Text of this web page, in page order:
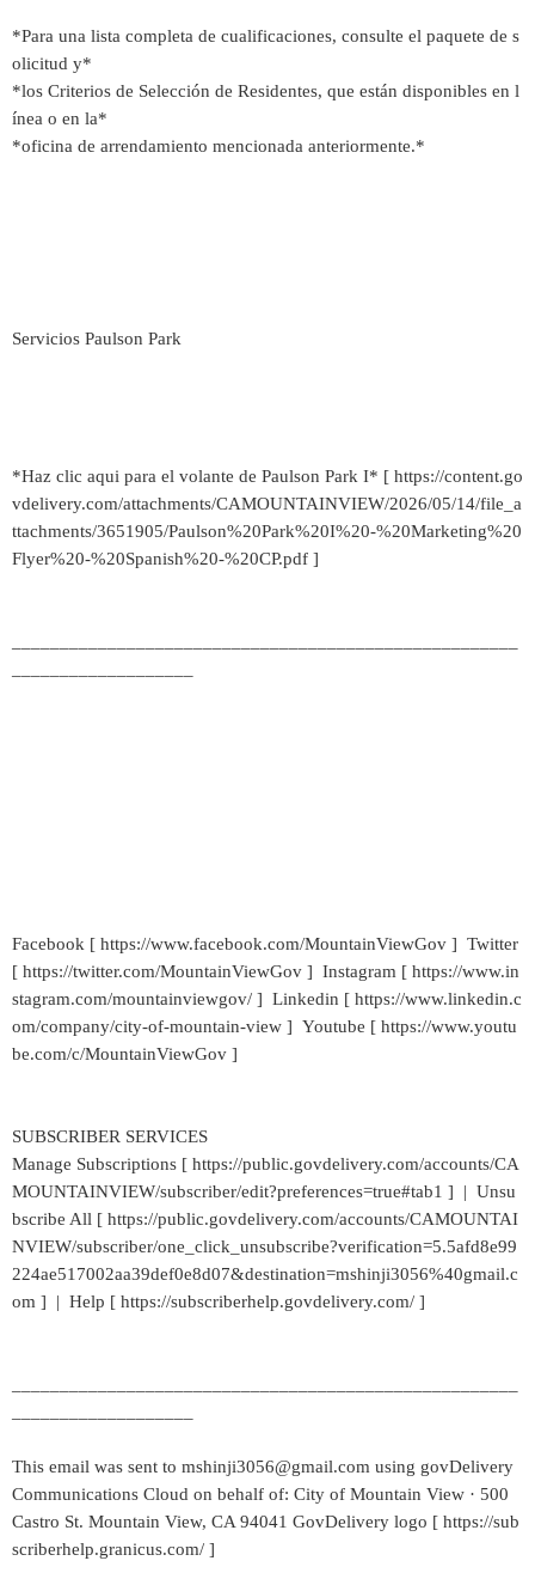
*Para una lista completa de cualificaciones, consulte el paquete de s
olicitud y*
*los Criterios de Selección de Residentes, que están disponibles en l
ínea o en la*
*oficina de arrendamiento mencionada anteriormente.*
Servicios Paulson Park
*Haz clic aqui para el volante de Paulson Park I* [ https://content.go
vdelivery.com/attachments/CAMOUNTAINVIEW/2026/05/14/file_a
ttachments/3651905/Paulson%20Park%20I%20-%20Marketing%20
Flyer%20-%20Spanish%20-%20CP.pdf ]
Facebook [ https://www.facebook.com/MountainViewGov ] Twitter
[ https://twitter.com/MountainViewGov ] Instagram [ https://www.in
stagram.com/mountainviewgov/ ] Linkedin [ https://www.linkedin.c
om/company/city-of-mountain-view ] Youtube [ https://www.youtu
be.com/c/MountainViewGov ]
SUBSCRIBER SERVICES
Manage Subscriptions [ https://public.govdelivery.com/accounts/CA
MOUNTAINVIEW/subscriber/edit?preferences=true#tab1 ] | Unsu
bscribe All [ https://public.govdelivery.com/accounts/CAMOUNTAI
NVIEW/subscriber/one_click_unsubscribe?verification=5.5afd8e99
224ae517002aa39def0e8d07&destination=mshinji3056%40gmail.c
om ] | Help [ https://subscriberhelp.govdelivery.com/ ]
This email was sent to mshinji3056@gmail.com using govDelivery
Communications Cloud on behalf of: City of Mountain View · 500
Castro St. Mountain View, CA 94041 GovDelivery logo [ https://sub
scriberhelp.granicus.com/ ]